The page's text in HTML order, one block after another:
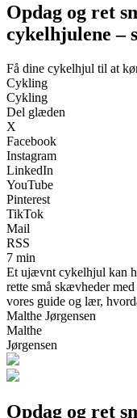
Opdag og ret
cykelhjulene –
Få dine cykelhjul til at
Cykling
Cykling
Del glæden
X
Facebook
Instagram
LinkedIn
YouTube
Pinterest
TikTok
Mail
RSS
7 min
Et ujævnt cykelhjul kan
rette små skævheder
vores guide og lær,
Malthe Jørgensen
Malthe
Jørgensen
Opdag og ret